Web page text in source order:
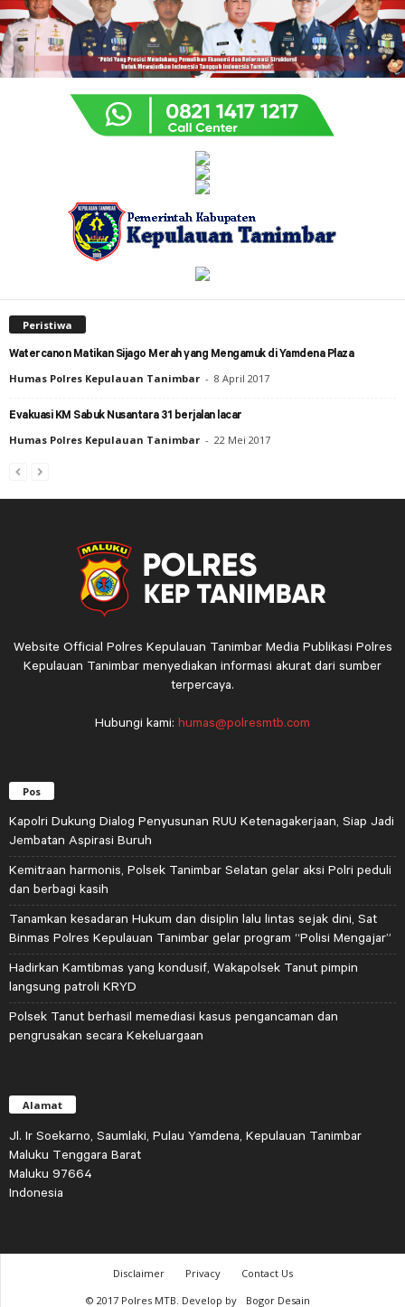
Peristiwa
Watercanon Matikan Sijago Merah yang Mengamuk di Yamdena Plaza
Humas Polres Kepulauan Tanimbar - 8 April 2017
Evakuasi KM Sabuk Nusantara 31 berjalan lacar
Humas Polres Kepulauan Tanimbar - 22 Mei 2017
Website Official Polres Kepulauan Tanimbar Media Publikasi Polres
Kepulauan Tanimbar menyediakan informasi akurat dari sumber
terpercaya.
Hubungi kami: humas@polresmtb.com
Pos
Kapolri Dukung Dialog Penyusunan RUU Ketenagakerjaan, Siap Jadi
Jembatan Aspirasi Buruh
Kemitraan harmonis, Polsek Tanimbar Selatan gelar aksi Polri peduli
dan berbagi kasih
Tanamkan kesadaran Hukum dan disiplin lalu lintas sejak dini, Sat
Binmas Polres Kepulauan Tanimbar gelar program “Polisi Mengajar”
Hadirkan Kamtibmas yang kondusif, Wakapolsek Tanut pimpin
langsung patroli KRYD
Polsek Tanut berhasil memediasi kasus pengancaman dan
pengrusakan secara Kekeluargaan
Alamat
Jl. Ir Soekarno, Saumlaki, Pulau Yamdena, Kepulauan Tanimbar
Maluku Tenggara Barat
Maluku 97664
Indonesia
Disclaimer Privacy
Contact Us
© 2017 Polres MTB. Develop by
Bogor Desain